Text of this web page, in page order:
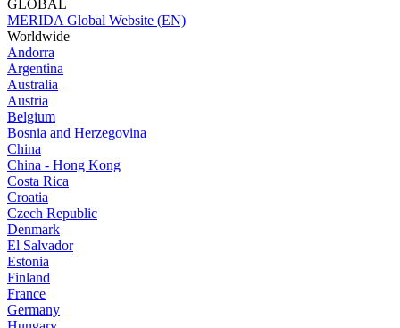
GLOBAL
MERIDA Global Website (EN)
Worldwide
Andorra
Argentina
Australia
Austria
Belgium
Bosnia and Herzegovina
China
China - Hong Kong
Costa Rica
Croatia
Czech Republic
Denmark
El Salvador
Estonia
Finland
France
Germany